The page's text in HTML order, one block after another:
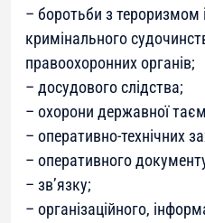
– боротьби з тероризмом
кримінального
правоохоронних органів;
– досудового слідства;
– охорони державної
– оперативно-технічних
– оперативного
– зв’язку;
– організаційного,